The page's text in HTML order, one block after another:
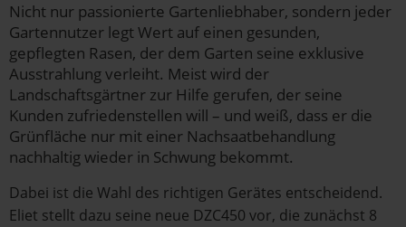
Nicht nur passionierte Gartenliebhaber, sondern jeder
Gartennutzer legt Wert auf einen gesunden,
gepflegten Rasen, der dem Garten seine exklusive
Ausstrahlung verleiht. Meist wird der
Landschaftsgärtner zur Hilfe gerufen, der seine
Kunden zufriedenstellen will – und weiß, dass er die
Grünfläche nur mit einer Nachsaatbehandlung
nachhaltig wieder in Schwung bekommt.
Dabei ist die Wahl des richtigen Gerätes entscheidend.
Eliet stellt dazu seine neue DZC450 vor, die zunächst 8